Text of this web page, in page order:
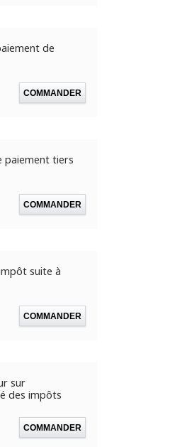
de
COMMANDER
paiement tiers
COMMANDER
suite à
COMMANDER
sur
des impôts
COMMANDER